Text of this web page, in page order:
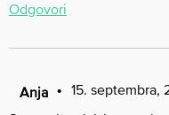
Odgovori
Anja
15. septembra,